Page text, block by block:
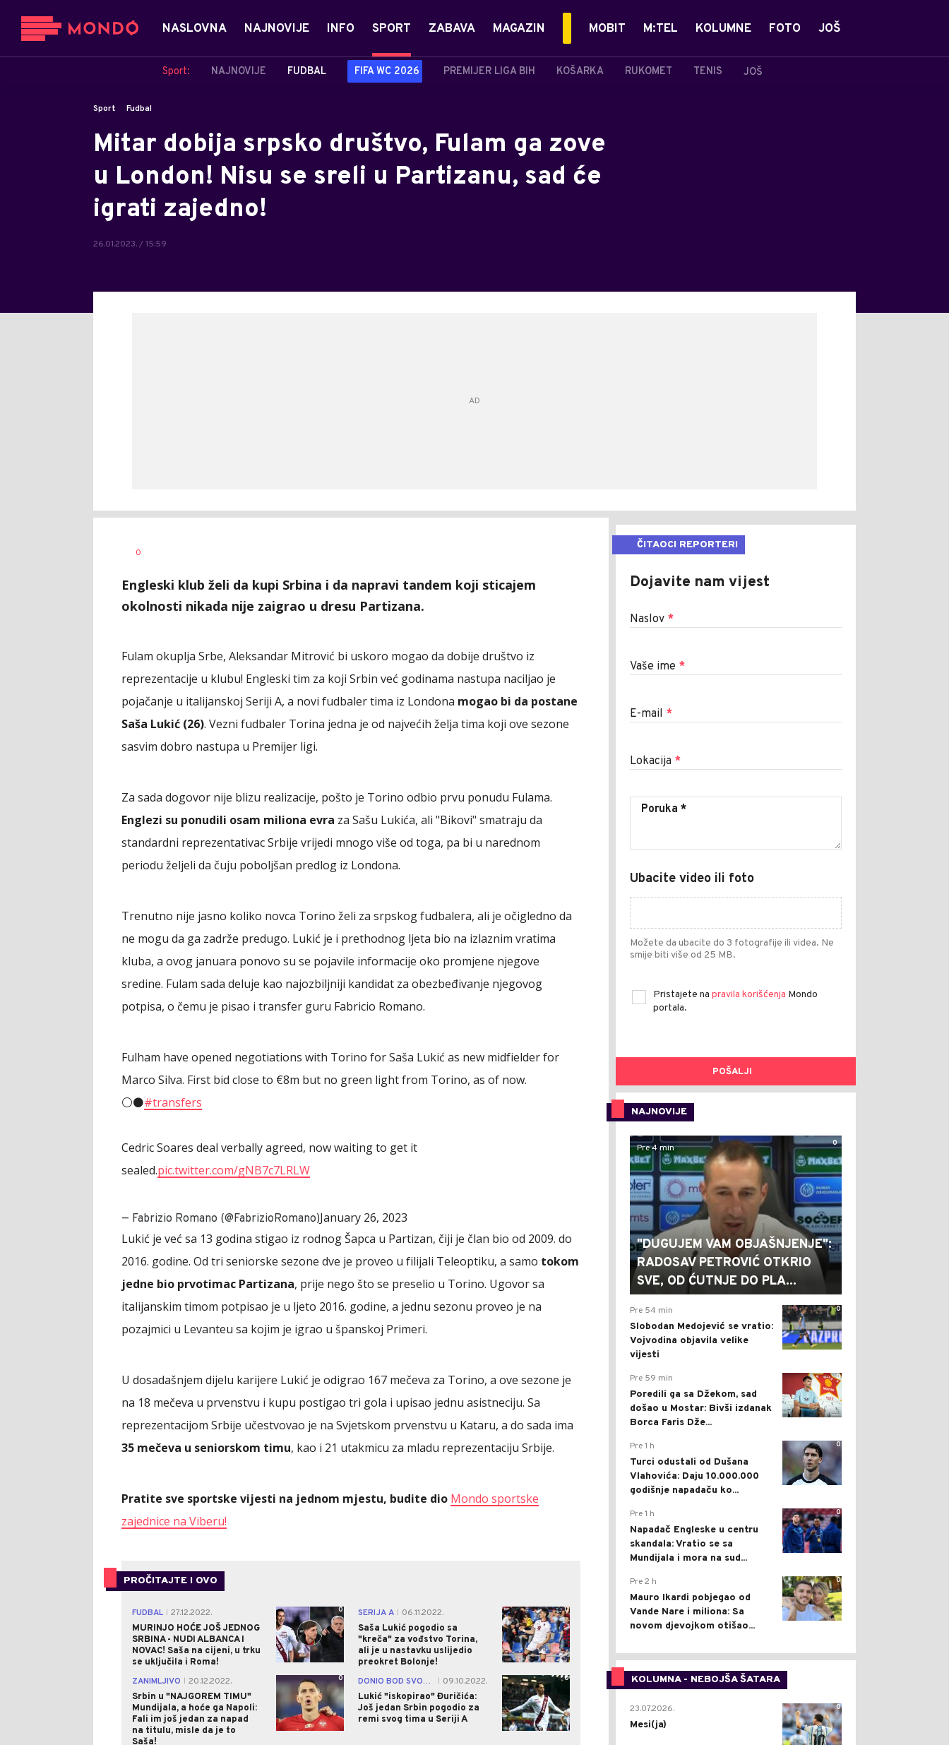
NASLOVNA NAJNOVIJE INFO SPORT
Sport: NAJNOVIJE FUDBAL FIFA WC 2026 PREMIJER LIGA BIH KOŠARKA RUKOMET TENIS JOŠ
ZABAVA MAGAZIN MOBIT M:TEL KOLUMNE FOTO JOŠ
Sport Fudbal
Mitar dobija srpsko društvo, Fulam ga zove
u London! Nisu se sreli u Partizanu, sad će
igrati zajedno!
26.01.2023. / 15:59
AUTOR
0
Engleski klub želi da kupi Srbina i da napravi tandem koji sticajem
okolnosti nikada nije zaigrao u dresu Partizana.
Fulam okuplja Srbe, Aleksandar Mitrović bi uskoro mogao da dobije društvo iz
reprezentacije u klubu! Engleski tim za koji Srbin već godinama nastupa naciljao je
pojačanje u italijanskoj Seriji A, a novi fudbaler tima iz Londona mogao bi da postane
Saša Lukić (26). Vezni fudbaler Torina jedna je od najvećih želja tima koji ove sezone
sasvim dobro nastupa u Premijer ligi.
Za sada dogovor nije blizu realizacije, pošto je Torino odbio prvu ponudu Fulama.
Englezi su ponudili osam miliona evra za Sašu Lukića, ali "Bikovi" smatraju da
standardni reprezentativac Srbije vrijedi mnogo više od toga, pa bi u narednom
periodu željeli da čuju poboljšan predlog iz Londona.
Trenutno nije jasno koliko novca Torino želi za srpskog fudbalera, ali je očigledno da
ne mogu da ga zadrže predugo. Lukić je i prethodnog ljeta bio na izlaznim vratima
kluba, a ovog januara ponovo su se pojavile informacije oko promjene njegove
sredine. Fulam sada deluje kao najozbiljniji kandidat za obezbeđivanje njegovog
potpisa, o čemu je pisao i transfer guru Fabricio Romano.
Fulham have opened negotiations with Torino for Saša Lukić as new midfielder for
Marco Silva. First bid close to €8m but no green light from Torino, as of now.
⚪️⚫️#transfers
Cedric Soares deal verbally agreed, now waiting to get it
sealed.pic.twitter.com/gNB7c7LRLW
— Fabrizio Romano (@FabrizioRomano)January 26, 2023
Lukić je već sa 13 godina stigao iz rodnog Šapca u Partizan, čiji je član bio od 2009. do
2016. godine. Od tri seniorske sezone dve je proveo u filijali Teleoptiku, a samo tokom
jedne bio prvotimac Partizana, prije nego što se preselio u Torino. Ugovor sa
italijanskim timom potpisao je u ljeto 2016. godine, a jednu sezonu proveo je na
pozajmici u Levanteu sa kojim je igrao u španskoj Primeri.
U dosadašnjem dijelu karijere Lukić je odigrao 167 mečeva za Torino, a ove sezone je
na 18 mečeva u prvenstvu i kupu postigao tri gola i upisao jednu asistneciju. Sa
reprezentacijom Srbije učestvovao je na Svjetskom prvenstvu u Kataru, a do sada ima
35 mečeva u seniorskom timu, kao i 21 utakmicu za mladu reprezentaciju Srbije.
Pratite sve sportske vijesti na jednom mjestu, budite dio Mondo sportske
zajednice na Viberu!
PROČITAJTE I OVO
FUDBAL
27.12.2022.
MURINJO HOĆE JOŠ JEDNOG
SRBINA - NUDI ALBANCA I
NOVAC! Saša na cijeni, u trku
se uključila i Roma!
0 SERIJA A
06.11.2022.
Saša Lukić pogodio sa
"kreča" za vođstvo Torina,
ali je u nastavku uslijedio
preokret Bolonje!
0
ZANIMLJIVO
20.12.2022.
Srbin u "NAJGOREM TIMU"
Mundijala, a hoće ga Napoli:
Fali im još jedan za napad
na titulu, misle da je to
Saša!
0 DONIO BOD SVOM TIMU
09.10.2022.
Lukić "iskopirao" Đuričića:
Još jedan Srbin pogodio za
remi svog tima u Seriji A
0
ČITAOCI REPORTERI
Dojavite nam vijest
Naslov *
Vaše ime *
E-mail *
Lokacija *
Ubacite video ili foto
Možete da ubacite do 3 fotografije ili videa. Ne
smije biti više od 25 MB.
Pristajete na pravila korišćenja Mondo
portala.
POŠALJI
NAJNOVIJE
0
Pre 4 min
"DUGUJEM VAM OBJAŠNJENJE":
RADOSAV PETROVIĆ OTKRIO
SVE, OD ĆUTNJE DO PLA...
0
Pre 54 min
Slobodan Medojević se vratio:
Vojvodina objavila velike
vijesti
0
Pre 59 min
Poredili ga sa Džekom, sad
došao u Mostar: Bivši izdanak
Borca Faris Dže...
0
Pre 1 h
Turci odustali od Dušana
Vlahovića: Daju 10.000.000
godišnje napadaču ko...
0
Pre 1 h
Napadač Engleske u centru
skandala: Vratio se sa
Mundijala i mora na sud...
0
Pre 2 h
Mauro Ikardi pobjegao od
Vande Nare i miliona: Sa
novom djevojkom otišao...
KOLUMNA - NEBOJŠA ŠATARA
0
23.07.2026.
Mesi(ja)